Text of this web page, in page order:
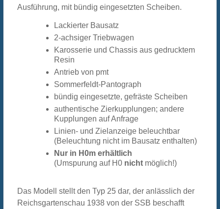
Ausführung, mit bündig eingesetzten Scheiben.
Lackierter Bausatz
2-achsiger Triebwagen
Karosserie und Chassis aus gedrucktem
Resin
Antrieb von pmt
Sommerfeldt-Pantograph
bündig eingesetzte, gefräste Scheiben
authentische Zierkupplungen; andere
Kupplungen auf Anfrage
Linien- und Zielanzeige beleuchtbar
(Beleuchtung nicht im Bausatz enthalten)
Nur in H0m erhältlich
(Umspurung auf H0 nichtmöglich!)
Das Modell stellt den Typ 25 dar, der anlässlich der
Reichsgartenschau 1938 von der SSB beschafft